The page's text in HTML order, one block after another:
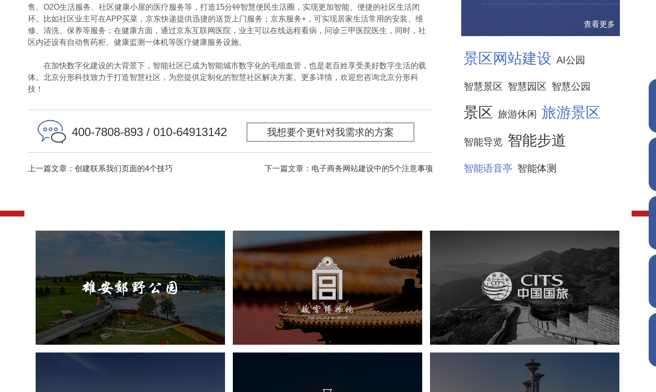
售、O2O生活服务、社区健康小屋的医疗服务等，打造15分钟智慧便民生活圈，实现更加智能、便捷的社区生活闭
环。比如社区业主可在APP买菜，京东快递提供迅捷的送货上门服务；京东服务+，可实现居家生活常用的安装、维
修、清洗、保养等服务；在健康方面，通过京东互联网医院，业主可以在线远程看病，问诊三甲医院医生，同时，社
区内还设有自动售药柜、健康监测一体机等医疗健康服务设施。
在加快数字化建设的大背景下，智能社区已成为智能城市数字化的毛细血管，也是老百姓享受美好数字生活的载
体。北京分形科技致力于打造智慧社区，为您提供定制化的智慧社区解决方案。更多详情，欢迎您咨询北京分形科
技！
400-7808-893 / 010-64913142 我想要个更针对我需求的方案
上一篇文章：创建联系我们页面的4个技巧 下一篇文章：电子商务网站建设中的5个注意事项
查看更多
景区网站建设 AI公园
智慧景区 智慧园区 智慧公园
景区 旅游休闲 旅游景区
智能导览 智能步道
智能语音亭 智能体测
旅游休闲 公园 AI人工智能
智慧公园
智能灯杆
智能照明系统 智能垃圾桶
故宫博物院
文化艺术 博物馆
智慧博物馆
博物馆网站建设
景区网站建设
文创商城
万能专题
网站代运营
中国国旅
旅游休闲 电商网站 网站建设
奥体森林公园